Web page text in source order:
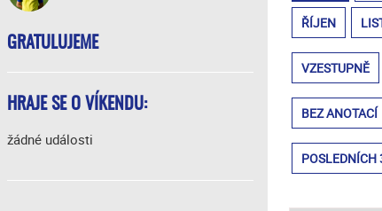
GRATULUJEME
HRAJE SE O VÍKENDU:
žádné události
ŘÍJEN
VZESTUPNĚ
BEZ ANOTACÍ
POSLEDNÍCH